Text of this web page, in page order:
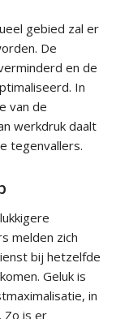
gebied zal er
De
en de
In
van de
werkdruk daalt
tegenvallers.
melden zich
bij hetzelfde
Geluk is
in
Zo is er